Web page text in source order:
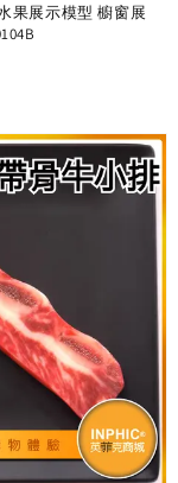
果展示模型 櫥窗展